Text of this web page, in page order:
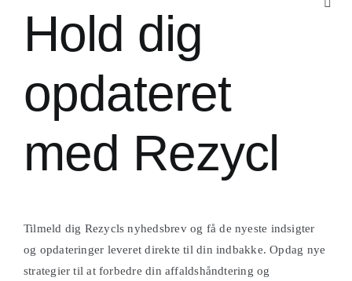
Nøglefunktioner
i Rezycl-
platformen
Hold dig
opdateret
med Rezycl
Tilmeld dig Rezycls nyhedsbrev og få de nyeste indsigter
og opdateringer leveret direkte til din indbakke. Opdag nye
strategier til at forbedre din affaldshåndtering og